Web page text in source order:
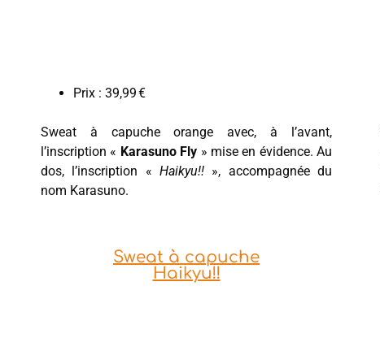
Prix : 39,99 €
Sweat à capuche orange avec, à l’avant,
l’inscription « Karasuno Fly » mise en évidence. Au
dos, l’inscription « Haikyu!! », accompagnée du
nom Karasuno.
Sweat à capuche
Haikyu!!